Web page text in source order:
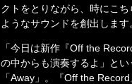
クトをとりながら、時にこ
ようなサウンドを創出します
「今日は新作『Off the
の中からも演奏するよ」と
「Away」。『Off the